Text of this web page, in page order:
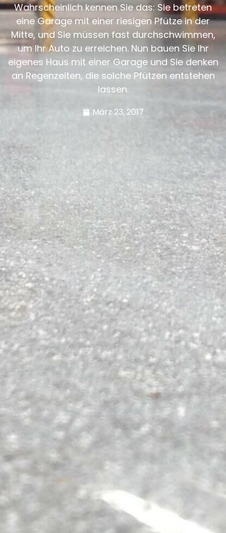
Wahrscheinlich kennen Sie das: Sie betreten
eine Garage mit einer riesigen Pfütze in der
Mitte, und Sie müssen fast durchschwimmen,
um Ihr Auto zu erreichen. Nun bauen Sie Ihr
eigenes Haus mit einer Garage und Sie denken
an Regenzeiten, die solche Pfützen entstehen
lassen.
März 23, 2017